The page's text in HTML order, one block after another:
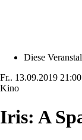
Diese
Fr.. 13.09.2019
Kino
Iris: A